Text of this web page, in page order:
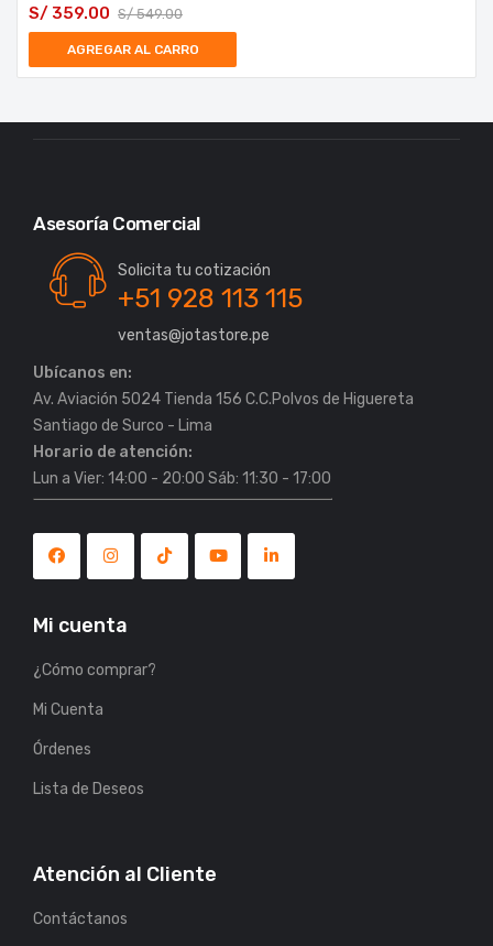
S/549.00
S/ 359.00
AGREGAR AL CARRO
Asesoría Comercial
Solicita tu cotización
+51 928 113 115
ventas@jotastore.pe
Ubícanos en:
Av. Aviación 5024 Tienda 156 C.C.Polvos de Higuereta
Horario de atención:
Lun a Vier: 14:00 - 20:00 Sáb: 11:30 - 17:00
Mi cuenta
¿Cómo comprar?
Mi Cuenta
Órdenes
Lista de Deseos
Atención al Cliente
Contáctanos